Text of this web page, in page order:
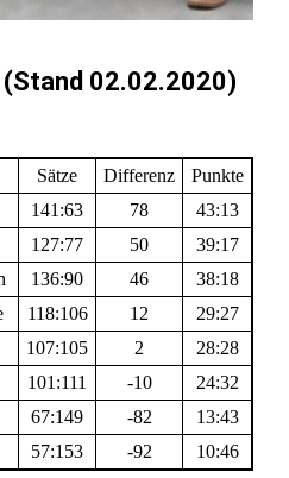
02.02.2020)
Sätze Differenz
Punkte
141:63 78
43:13
127:77 50
39:17
136:90 46
38:18
118:106 12
29:27
107:105 2
28:28
101:111 -10
24:32
67:149 -82
13:43
57:153 -92 10:46